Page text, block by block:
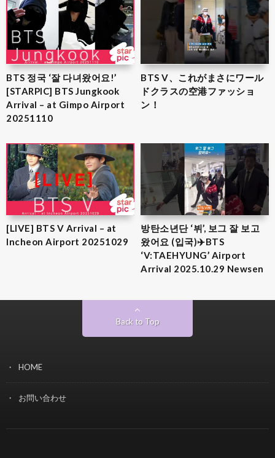
BTS 정국 ‘잘 다녀왔어요!’
[STARPIC] BTS Jungkook
Arrival – at Gimpo Airport
20251110
BTS V、これがまさにワール
ドクラスの空港ファッショ
ン！
[LIVE] BTS V Arrival – at
Incheon Airport 20251029
방탄소년단 ‘뷔’, 보그 잘 보고
왔어요 (입국)✈️BTS
‘V:TAEHYUNG’ Airport
Arrival 2025.10.29 Newsen
Back to Top
HOME
お問い合わせ